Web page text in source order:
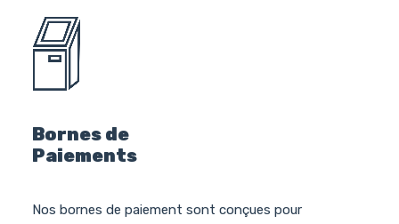
Bornes de
Paiements
Nos bornes de paiement sont conçues pour